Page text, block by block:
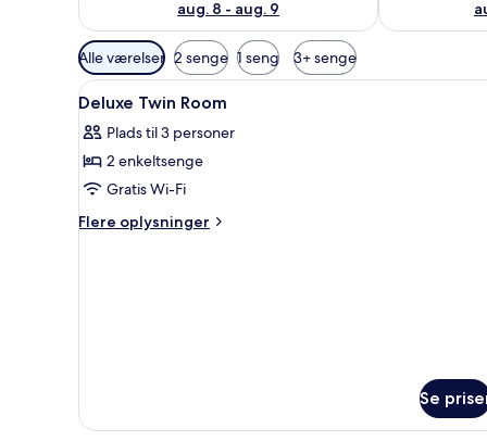
aug. 8 - aug. 9
Tilgængelige
filtre
for
Alle værelser 2 senge 1 seng 3+ senge
Indlæs
alle
billeder
af
Deluxe
Twin
Et hotelværelse med to
27
Deluxe Twin Room
Plads til 3 personer
2 enkeltsenge
Gratis Wi-Fi
Flere oplysninger
Flere
Se